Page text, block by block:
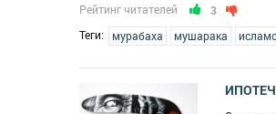
Рейтинг читателей 3
Теги:
мурабаха мушарака